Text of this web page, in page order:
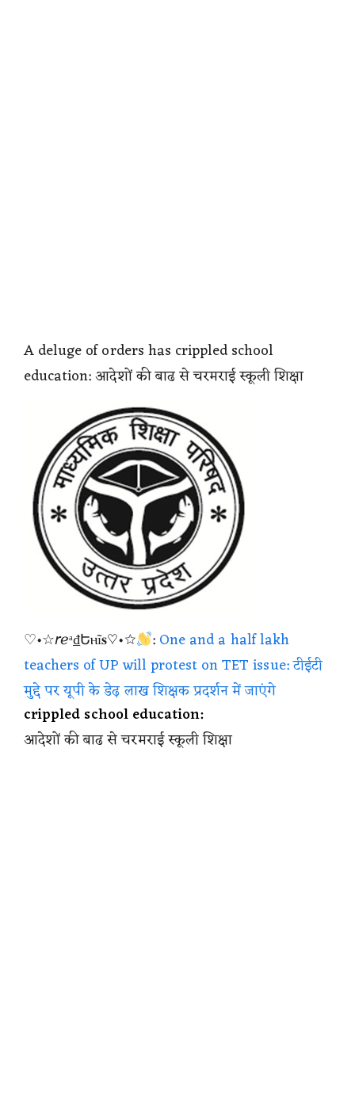
A deluge of orders has crippled school
education: आदेशों की बाढ से चरमराई स्कूली शिक्षा
♡•☆𝘳ℯᵃ₫Եⲏĩ𝐬♡•☆ :One and a half lakh
teachers of UP will protest on TET issue: टीईटी
मुद्दे पर यूपी के डेढ़ लाख शिक्षक प्रदर्शन में जाएंगे
crippled school education:
आदेशों की बाढ से चरमराई स्कूली शिक्षा